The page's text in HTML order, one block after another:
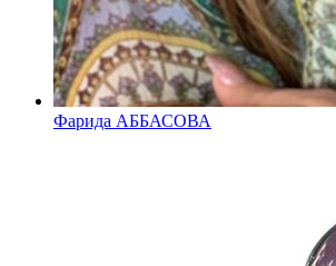
Фарида АББАСОВА